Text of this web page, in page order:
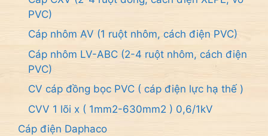
PVC)
Cáp nhôm AV (1 ruột nhôm, cách điện PVC)
Cáp nhôm LV-ABC (2-4 ruột nhôm, cách điện
PVC)
CV cáp đồng bọc PVC ( cáp điện lực hạ thế )
CVV 1 lõi x ( 1mm2-630mm2 ) 0,6/1kV
Cáp điện Daphaco